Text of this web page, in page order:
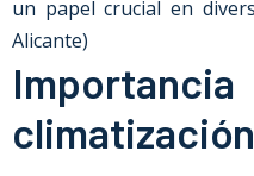
un papel crucial en
Alicante)
climatización